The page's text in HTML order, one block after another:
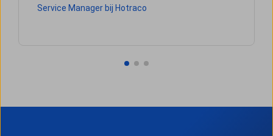
Service Manager bij Hotraco